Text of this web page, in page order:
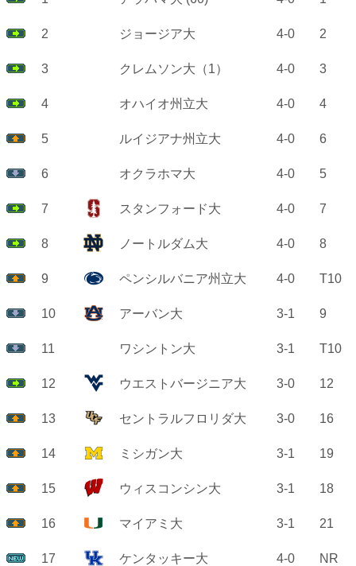
2 ジョージア大 4-0 2
3 クレムソン大（1） 4-0 3
4 オハイオ州立大 4-0 4
5 ルイジアナ州立大 4-0 6
6 オクラホマ大 4-0 5
7 スタンフォード大 4-0 7
8 ノートルダム大 4-0 8
9 ペンシルバニア州立大 4-0 T10
10 アーバン大 3-1 9
11 ワシントン大 3-1 T10
12 ウエストバージニア大 3-0 12
13 セントラルフロリダ大 3-0 16
14 ミシガン大 3-1 19
15 ウィスコンシン大 3-1 18
16 マイアミ大 3-1 21
17 ケンタッキー大 4-0 NR